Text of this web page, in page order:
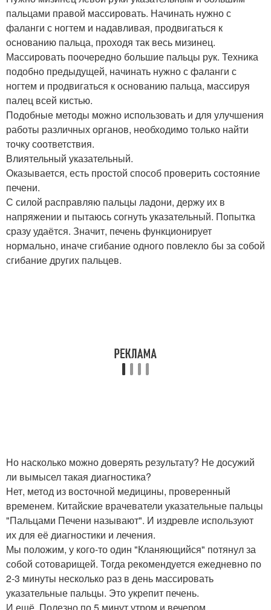
пальцами правой массировать. Начинать нужно с
фаланги с ногтем и надавливая, продвигаться к
основанию пальца, проходя так весь мизинец.
Массировать поочередно большие пальцы рук. Техника
подобно предыдущей, начинать нужно с фаланги с
ногтем и продвигаться к основанию пальца, массируя
палец всей кистью.
Подобные методы можно использовать и для улучшения
работы различных органов, необходимо только найти
точку соответствия.
Влиятельный указательный.
Оказывается, есть простой способ проверить состояние
печени.
С силой расправляю пальцы ладони, держу их в
напряжении и пытаюсь согнуть указательный. Попытка
сразу удаётся. Значит, печень функционирует
нормально, иначе сгибание одного повлекло бы за собой
сгибание других пальцев.
Но насколько можно доверять результату? Не досужий
ли вымысел такая диагностика?
Нет, метод из восточной медицины, проверенный
временем. Китайские врачеватели указательные пальцы
"Пальцами Печени называют". И издревле используют
их для её диагностики и лечения.
Мы положим, у кого-то один "Кланяющийся" потянул за
собой сотоварищей. Тогда рекомендуется ежедневно по
2-3 минуты несколько раз в день массировать
указательные пальцы. Это укрепит печень.